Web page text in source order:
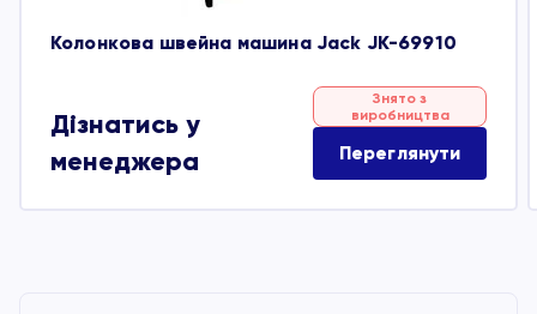
Колонкова швейна машина Jack JK-69910
Дізнатись у
менеджера
Знято з
виробництва
Переглянути